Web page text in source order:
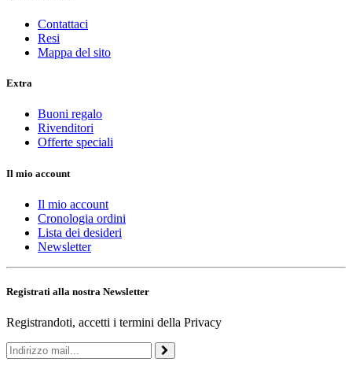
Contattaci
Resi
Mappa del sito
Extra
Buoni regalo
Rivenditori
Offerte speciali
Il mio account
Il mio account
Cronologia ordini
Lista dei desideri
Newsletter
Registrati alla nostra Newsletter
Registrandoti, accetti i termini della Privacy